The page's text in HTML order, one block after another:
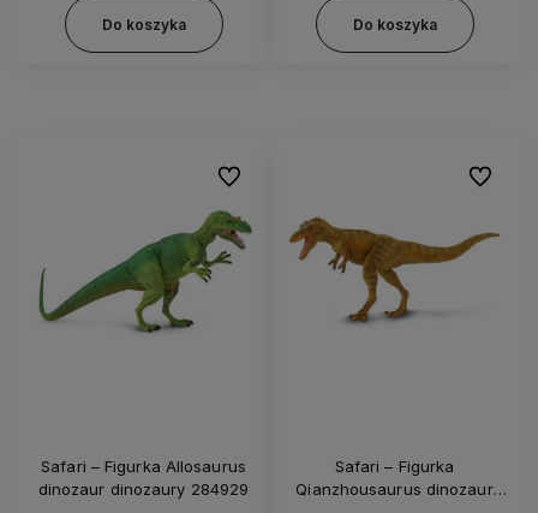
Do koszyka Do koszyka
Safari – Figurka Allosaurus
dinozaur dinozaury 284929
Do ulubionych
Safari – Figurka
Qianzhousaurus dinozaur
Do